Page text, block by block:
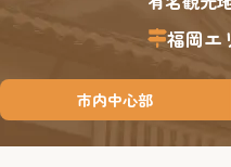
福岡エ
市内中心部